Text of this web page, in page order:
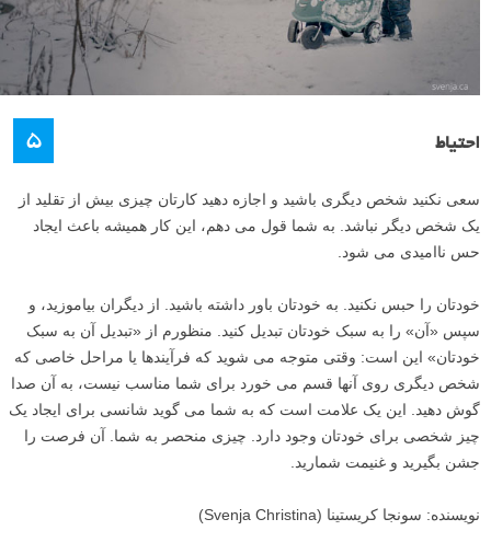
– تمرین، تمرین، و تمرین بیشتر، این مرحله ای است که در آن شما این
سبک را از آنِ خود می کنید.
۵ احتیاط
یک شخص دیگر نباشد. به شما قول می دهم، این کار همیشه باعث ایجاد